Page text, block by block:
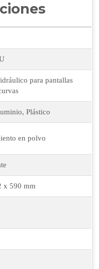
para pantallas
Plástico
en polvo
x 590 mm